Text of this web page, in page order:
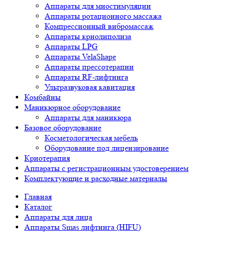
Аппараты для миостимуляции
Аппараты ротационного массажа
Компрессионный вибромассаж
Аппараты криолиполиза
Аппараты LPG
Аппараты VelaShape
Аппараты прессотерапии
Аппараты RF-лифтинга
Ультразвуковая кавитация
Комбайны
Маникюрное оборудование
Аппараты для маникюра
Базовое оборудование
Косметологическая мебель
Оборудование под лицензирование
Криотерапия
Аппараты c регистрационным удостоверением
Комплектующие и расходные материалы
Главная
Каталог
Аппараты для лица
Аппараты Smas лифтинга (HIFU)